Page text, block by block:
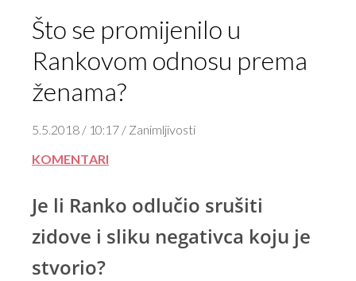
Što se promijenilo u
Rankovom odnosu prema
ženama?
5.5.2018 / 10:17 / Zanimljivosti
KOMENTARI
Je li Ranko odlučio srušiti
zidove i sliku negativca koju je
stvorio?
Sneki: Ranko se promijenio jer će postati otac.